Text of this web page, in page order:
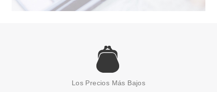
CAROLINA HERRERA
CAROLINA HERRERA CH
WOMAN EDT 100 ML
Los Precios Más Bajos